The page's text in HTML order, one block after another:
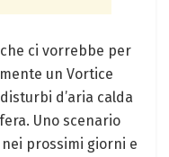
ci vorrebbe per
un Vortice
d’aria calda
Uno scenario
prossimi giorni e